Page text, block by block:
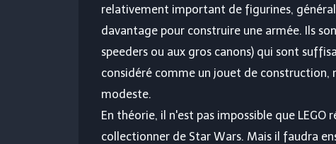
relativement important de figurines,
davantage pour construire une armée. Ils
speeders ou aux gros canons) qui sont
considéré comme un jouet de
modeste.
En théorie, il n'est pas impossible que
collectionner de Star Wars. Mais il faudra